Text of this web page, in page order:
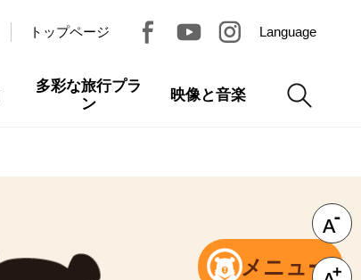
トップページ Language
多彩な旅行プラ
ン
映像と音楽
メニュー